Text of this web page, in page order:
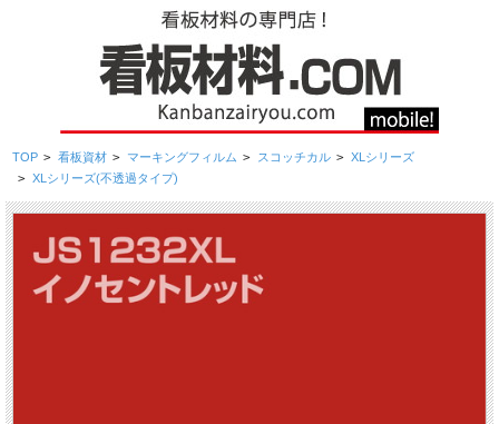
TOP > 看板資材 > マーキングフィルム > スコッチカル > XLシリーズ
> XLシリーズ(不透過タイプ)